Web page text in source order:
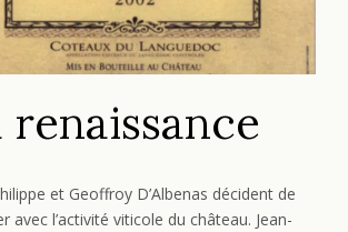
renaissance
et Geoffroy D’Albenas décident de
avec l’activité viticole du château. Jean-